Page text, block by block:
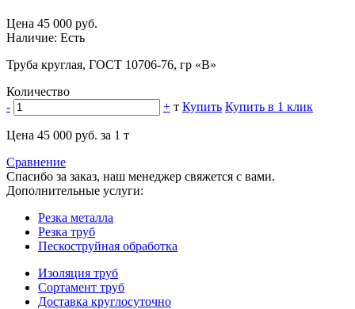
Цена 45 000 руб.
Наличие: Есть
Труба круглая, ГОСТ 10706-76, гр «В»
Количество
-
+ т Купить Купить в 1 клик
Цена 45 000 руб. за 1 т
Сравнение
Спасибо за заказ, наш менеджер свяжется с вами.
Дополнительные услуги:
Резка металла
Резка труб
Пескоструйная обработка
Изоляция труб
Сортамент труб
Доставка круглосуточно